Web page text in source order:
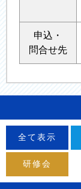
申込・
問合せ先
全て表示
研修会